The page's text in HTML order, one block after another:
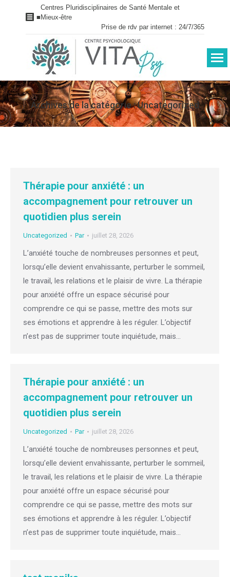
■
Centres Pluridisciplinaires de Santé Mentale et
Mieux-être
Prise de rdv par internet : 24/7/365
Archives de la catégorie :Uncategorized
Vous êtes ici :
Thérapie pour anxiété : un
accompagnement pour retrouver un
quotidien plus serein
Uncategorized Par juillet 28, 2026
L’anxiété touche de nombreuses personnes et peut,
lorsqu’elle devient envahissante, perturber le sommeil,
le travail, les relations et le plaisir de vivre. La thérapie
pour anxiété offre un espace sécurisé pour
comprendre ce qui se passe, mettre des mots sur
ses émotions et apprendre à les réguler. L’objectif
n’est pas de supprimer toute inquiétude, mais…
Thérapie pour anxiété : un
accompagnement pour retrouver un
quotidien plus serein
Uncategorized Par juillet 28, 2026
L’anxiété touche de nombreuses personnes et peut,
lorsqu’elle devient envahissante, perturber le sommeil,
le travail, les relations et le plaisir de vivre. La thérapie
pour anxiété offre un espace sécurisé pour
comprendre ce qui se passe, mettre des mots sur
ses émotions et apprendre à les réguler. L’objectif
n’est pas de supprimer toute inquiétude, mais…